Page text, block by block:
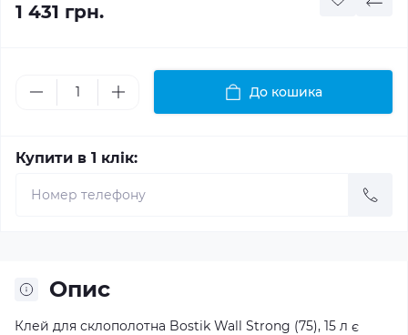
1 431 грн.
До кошика
Купити в 1 клік:
Опис
Клей для склополотна Bostik Wall Strong (75), 15 л є